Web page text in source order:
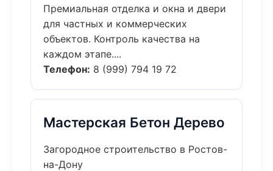
Премиальная отделка и окна и двери
для частных и коммерческих
объектов. Контроль качества на
каждом этапе....
Телефон: 8 (999) 794 19 72
Мастерская Бетон Дерево
Загородное строительство в Ростов-
на-Дону